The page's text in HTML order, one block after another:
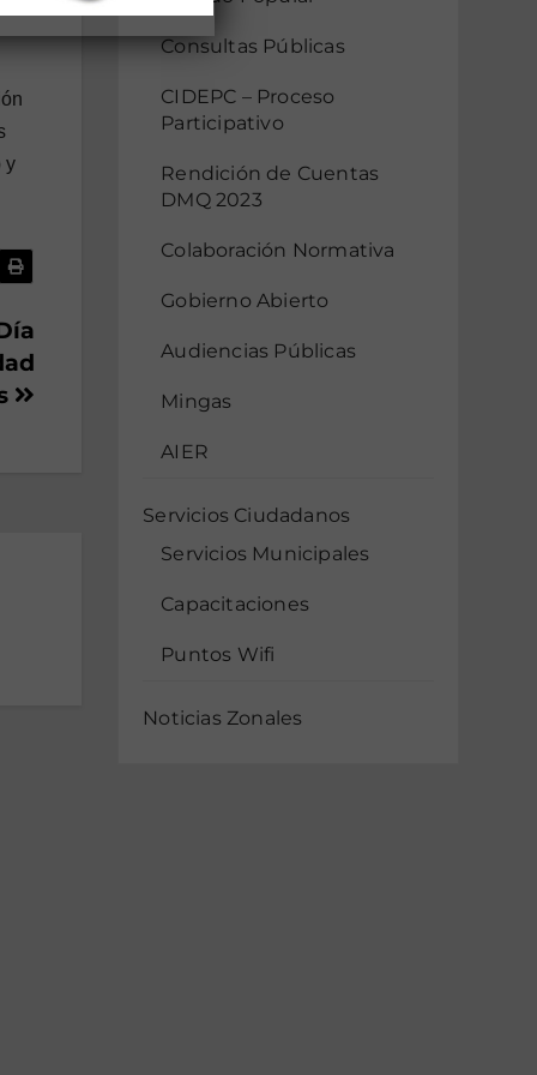
y
Consultas Públicas
CIDEPC – Proceso
Participativo
Rendición de Cuentas
DMQ 2023
Colaboración Normativa
Gobierno Abierto
Audiencias Públicas
Mingas
AIER
Servicios Ciudadanos
Servicios Municipales
Capacitaciones
Puntos Wifi
Noticias Zonales